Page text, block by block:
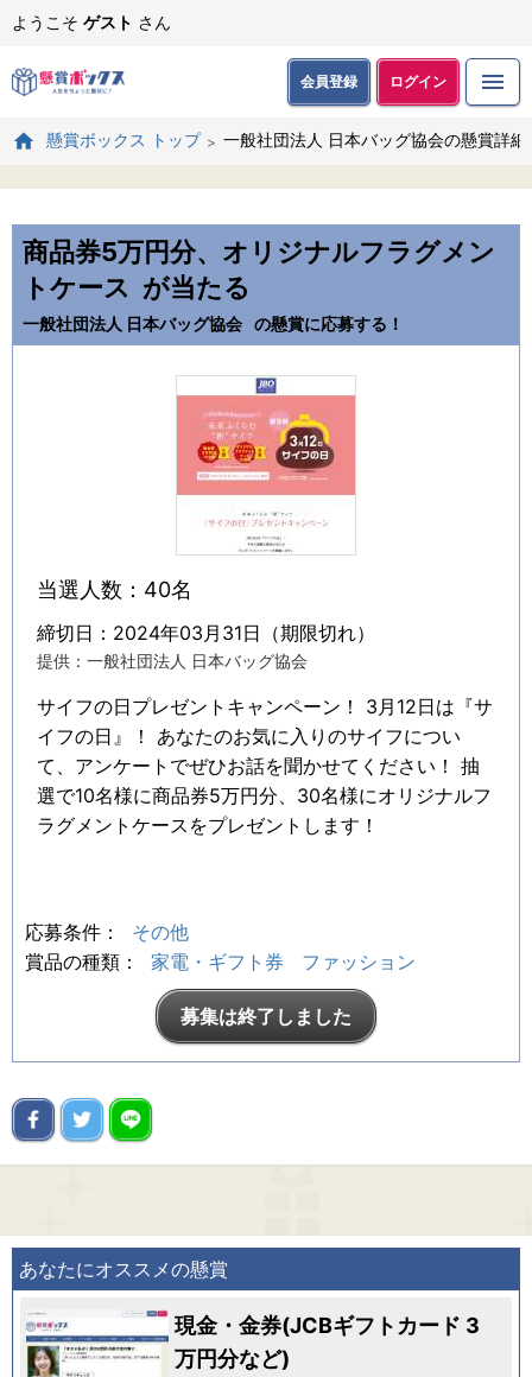
ようこそ ゲスト さん
会員登録 ログイン
懸賞ボックス トップ 一般社団法人 日本バッグ協会の懸賞詳細
商品券5万円分、オリジナルフラグメン
トケース が当たる
一般社団法人 日本バッグ協会 の懸賞に応募する！
当選人数：40名
締切日：2024年03月31日（期限切れ）
提供：一般社団法人 日本バッグ協会
サイフの日プレゼントキャンペーン！ 3月12日は『サ
イフの日』！ あなたのお気に入りのサイフについ
て、アンケートでぜひお話を聞かせてください！ 抽
選で10名様に商品券5万円分、30名様にオリジナルフ
ラグメントケースをプレゼントします！
応募条件：
その他
賞品の種類：
家電・ギフト券 ファッション
募集は終了しました
あなたにオススメの懸賞
現金・金券(JCBギフトカード 3
万円分など)